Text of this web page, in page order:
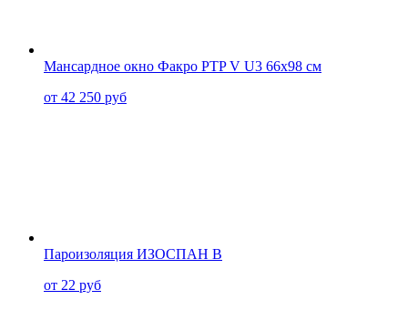
Мансардное окно Факро PTP V U3 66x98 см
от 42 250 руб
Пароизоляция ИЗОСПАН B
от 22 руб